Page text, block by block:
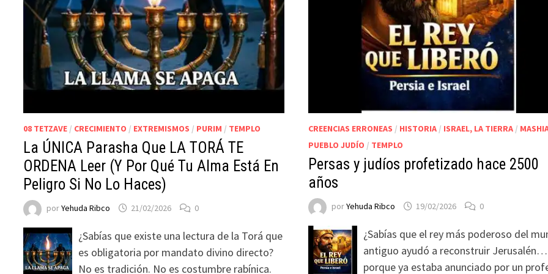
08 TETZAVE / CRECIMIENTO / EXTREMISMOS / PURIM / TEMPLO
La ÚNICA Parasha Que LA TORÁ TE
ORDENA Leer (Y Por Qué Tu Alma Está En
Peligro Si No Lo Haces)
porYehuda Ribco 21/02/2026 0
¿Sabías que existe una lectura de la Torá que
es obligatoria por mandato divino directo?
No es tradición. No es costumbre rabínica.
CREENCIAS ERRONEAS / HISTORIA/ ISRAEL, LA TIERRA/
PUEBLO JUDÍO / TEMPLO
Persas y judíos profetizado hace 2500
años
porYehuda Ribco 19/02/2026 0
¿Sabías que el rey más poderoso del
antiguo ayudó a reconstruir Jerusalén…
porque ya estaba anunciado por un